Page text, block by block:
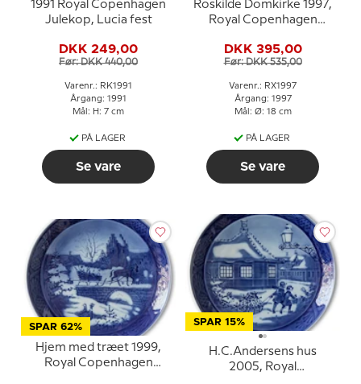
1991 Royal Copenhagen
Julekop, Lucia fest
DKK 249,00
Før: DKK 440,00
Varenr.: RK1991
Årgang: 1991
Mål: H: 7 cm
PÅ LAGER
Se vare
Roskilde Domkirke 1997,
Royal Copenhagen
DKK 395,00
Før: DKK 535,00
Varenr.: RX1997
Årgang: 1997
Mål: Ø: 18 cm
PÅ LAGER
Se vare
SPAR 62%
Hjem med træet 1999,
Royal Copenhagen
SPAR 15%
H.C.Andersens hus
2005, Royal